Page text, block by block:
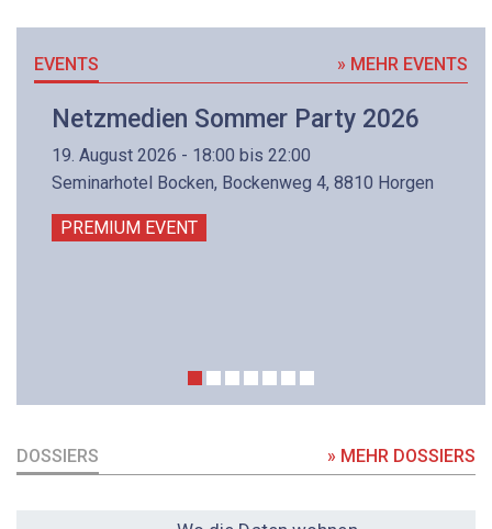
EVENTS » MEHR EVENTS
Netzmedien Sommer Party 2026
19. August 2026 - 18:00 bis 22:00
Seminarhotel Bocken, Bockenweg 4, 8810 Horgen
PREMIUM EVENT
DOSSIERS » MEHR DOSSIERS